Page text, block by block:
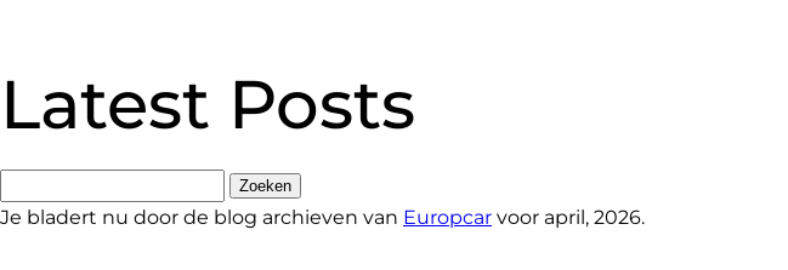
Latest Posts
naar:
Je bladert nu door de blog archieven van Europcar voor april, 2026.